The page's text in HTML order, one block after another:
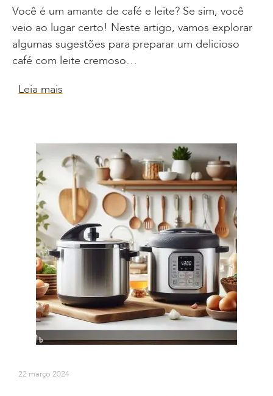
Você é um amante de café e leite? Se sim, você
veio ao lugar certo! Neste artigo, vamos explorar
algumas sugestões para preparar um delicioso
café com leite cremoso…
Leia mais
22 março 2024